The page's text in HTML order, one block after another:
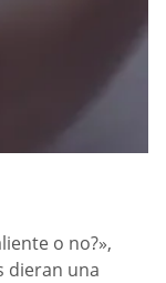
o no?»,
dieran una